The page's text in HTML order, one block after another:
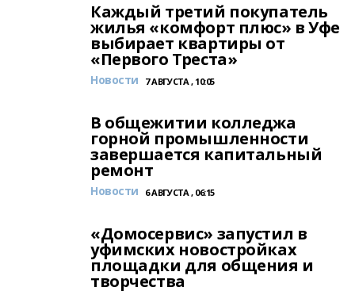
Каждый третий покупатель
жилья «комфорт плюс» в Уфе
выбирает квартиры от
«Первого Треста»
Новости 7 АВГУСТА , 10:05
В общежитии колледжа
горной промышленности
завершается капитальный
ремонт
Новости 6 АВГУСТА , 06:15
«Домосервис» запустил в
уфимских новостройках
площадки для общения и
творчества